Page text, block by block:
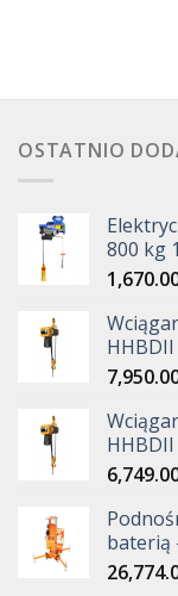
OSTATNIO
800 kg
HHBDII
HHBDII
baterią